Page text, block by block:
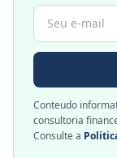
Conteudo
consultoria
Consulte a